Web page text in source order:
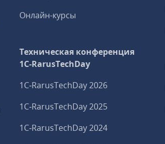
Онлайн-курсы
Техническая конференция
1C‑RarusTechDay
1C‑RarusTechDay 2026
1C‑RarusTechDay 2025
1C‑RarusTechDay 2024